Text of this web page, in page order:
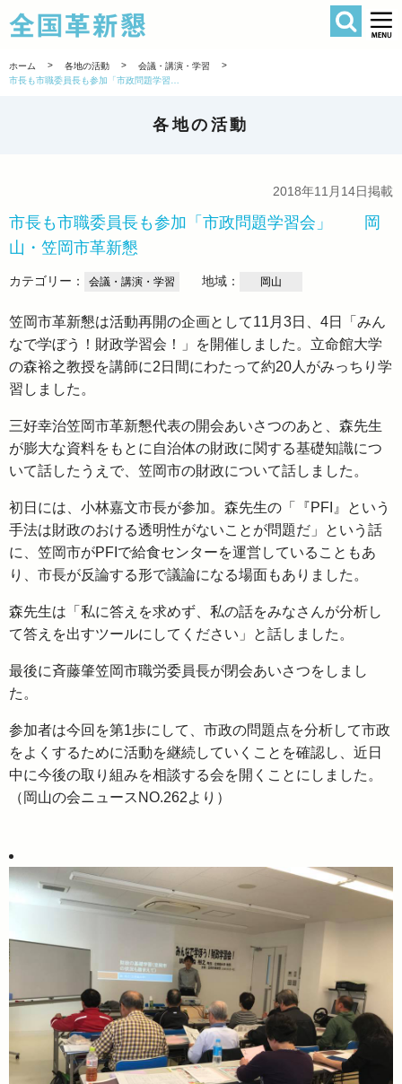
全国革新懇
検索
ホーム > 各地の活動 > 会議・講演・学習
>
各地の活動
2018年11月14日掲載
市長も市職委員長も参加「市政問題学習会」 岡
山・笠岡市革新懇
カテゴリー： 会議・講演・学習 地域： 岡山
笠岡市革新懇は活動再開の企画として11月3日、4日「みん
なで学ぼう！財政学習会！」を開催しました。立命館大学
の森裕之教授を講師に2日間にわたって約20人がみっちり学
習しました。
三好幸治笠岡市革新懇代表の開会あいさつのあと、森先生
が膨大な資料をもとに自治体の財政に関する基礎知識につ
いて話したうえで、笠岡市の財政について話しました。
初日には、小林嘉文市長が参加。森先生の「『PFI』という
手法は財政のおける透明性がないことが問題だ」という話
に、笠岡市がPFIで給食センターを運営していることもあ
り、市長が反論する形で議論になる場面もありました。
森先生は「私に答えを求めず、私の話をみなさんが分析し
て答えを出すツールにしてください」と話しました。
最後に斉藤肇笠岡市職労委員長が閉会あいさつをしまし
た。
参加者は今回を第1歩にして、市政の問題点を分析して市政
をよくするために活動を継続していくことを確認し、近日
中に今後の取り組みを相談する会を開くことにしました。
（岡山の会ニュースNO.262より）